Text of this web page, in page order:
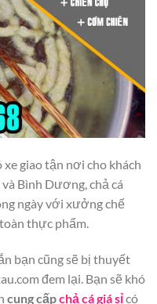
giao tận nơi cho khách
Bình Dương, chả cá
ngày với xưởng chế
thực phẩm.
bạn cũng sẽ bị thuyết
đem lại. Bạn sẽ khó
cung cấpchả cá giá sỉcó